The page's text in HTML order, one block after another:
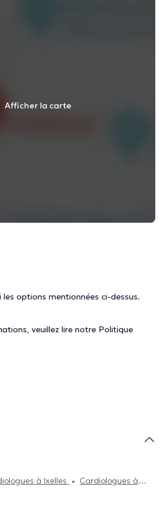
Afficher la carte
options mentionnées ci-dessus.
veuillez lire notre Politique
à Ixelles
Cardiologues à